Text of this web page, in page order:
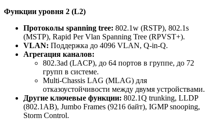
Функции уровня 2 (L2)
Протоколы spanning tree: 802.1w (RSTP), 802.1s
(MSTP), Rapid Per Vlan Spanning Tree (RPVST+).
VLAN: Поддержка до 4096 VLAN, Q-in-Q.
Агрегация каналов:
802.3ad (LACP), до 64 портов в группе, до 72
групп в системе.
Multi-Chassis LAG (MLAG) для
отказоустойчивости между двумя устройствами.
Другие ключевые функции: 802.1Q trunking, LLDP
(802.1AB), Jumbo Frames (9216 байт), IGMP snooping,
Storm Control.